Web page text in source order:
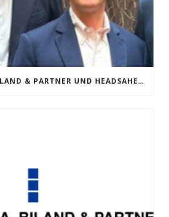
DR. THOMAS A. BILAND & PARTNER UND HEADSAHEAD GMBH GEHEN LÄNDERÜBERGREIFENDE PARTNERSCHAFT EIN.